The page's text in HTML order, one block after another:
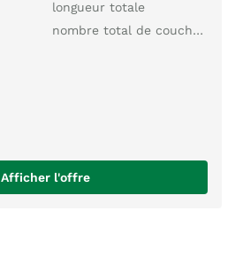
longueur totale
nombre total de couchages
Afficher l'offre